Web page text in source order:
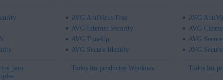
para
AVG AntiVirus Free
AVG Internet Security
AVG TuneUp
AVG Secure Identity
Todos los productos Windows
AVG
AVG
AVG
AVG
Todos los